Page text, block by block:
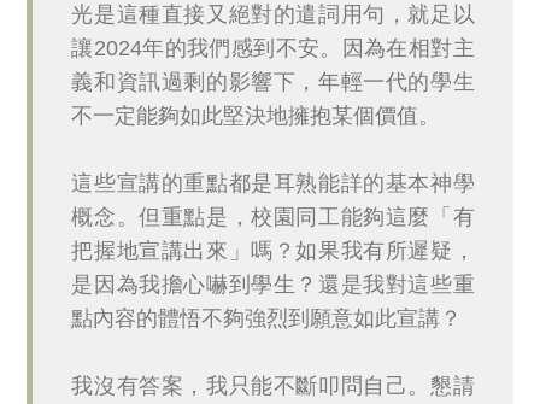
光是這種直接又絕對的遣詞用句，就足以
讓2024年的我們感到不安。因為在相對主
義和資訊過剩的影響下，年輕一代的學生
不一定能夠如此堅決地擁抱某個價值。
這些宣講的重點都是耳熟能詳的基本神學
概念。但重點是，校園同工能夠這麼「有
把握地宣講出來」嗎？如果我有所遲疑，
是因為我擔心嚇到學生？還是我對這些重
點內容的體悟不夠強烈到願意如此宣講？
我沒有答案，我只能不斷叩問自己。懇請